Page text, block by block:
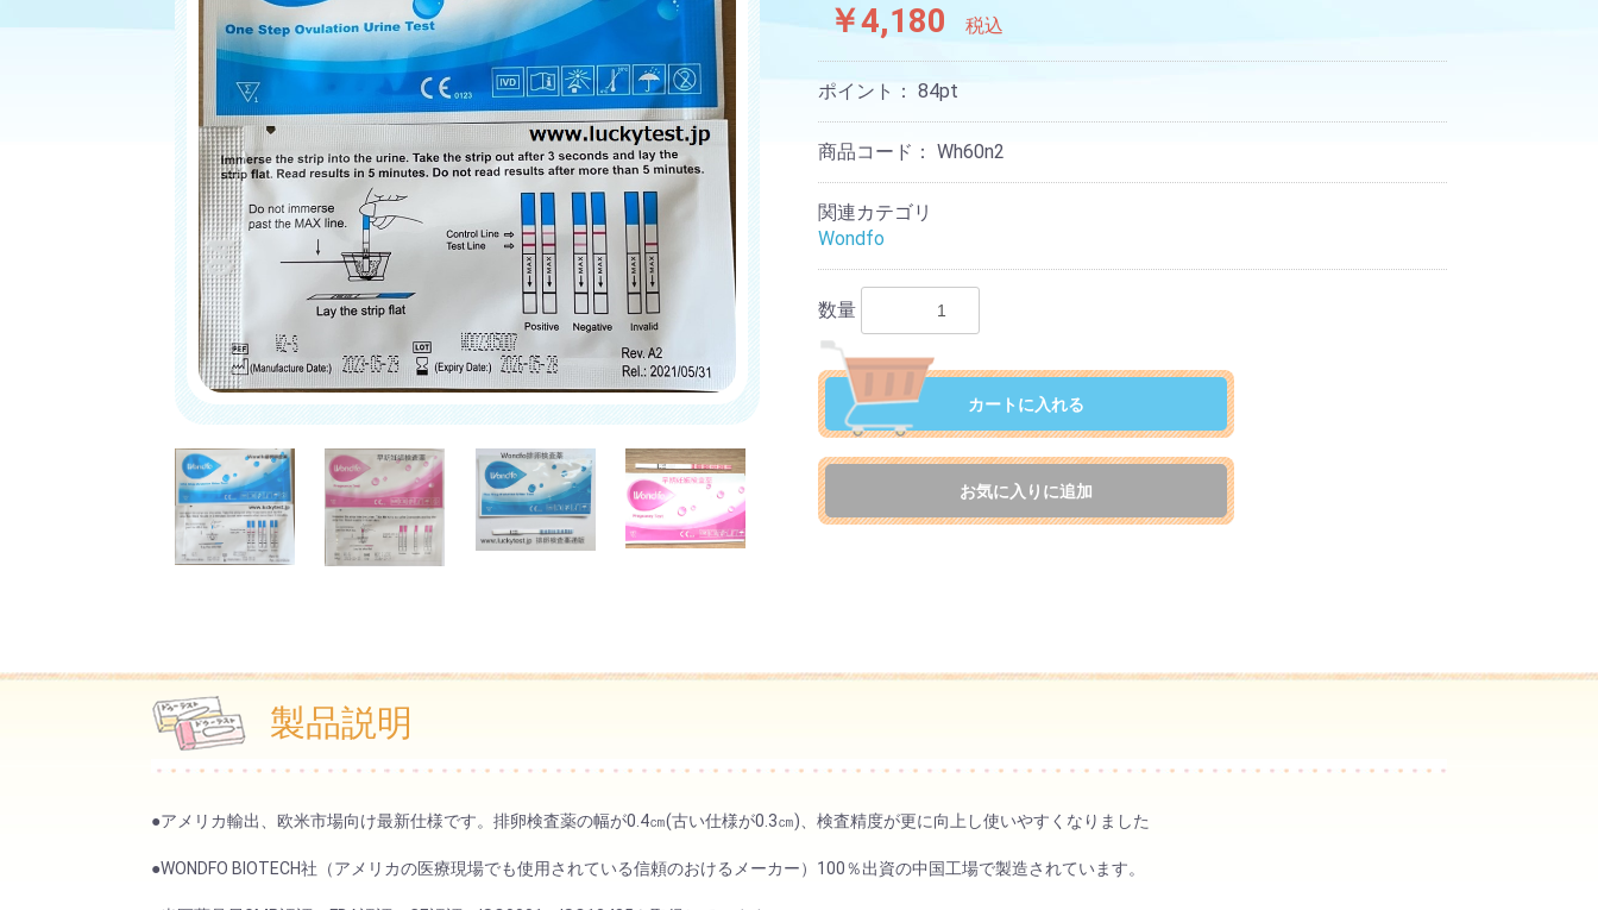
￥4,180 税込
ポイント： 84pt
商品コード： Wh60n2
関連カテゴリ
Wondfo
数量
カートに入れる
お気に入りに追加
製品説明
●アメリカ輸出、欧米市場向け最新仕様です。排卵検査薬の幅が0.4㎝(古い仕様が0.3㎝)、検査精度が更に向上し使いやすくなりました
●WONDFO BIOTECH社（アメリカの医療現場でも使用されている信頼のおけるメーカー）100％出資の中国工場で製造されています。